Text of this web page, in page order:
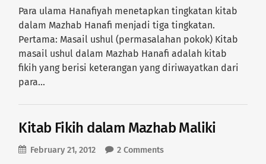
Para ulama Hanafiyah menetapkan tingkatan kitab
dalam Mazhab Hanafi menjadi tiga tingkatan.
Pertama: Masail ushul (permasalahan pokok) Kitab
masail ushul dalam Mazhab Hanafi adalah kitab
fikih yang berisi keterangan yang diriwayatkan dari
para…
Kitab Fikih dalam Mazhab Maliki
February 21, 2012 2 Comments